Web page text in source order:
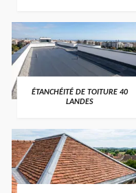
ÉTANCHÉITÉ DE TOITURE 40
LANDES